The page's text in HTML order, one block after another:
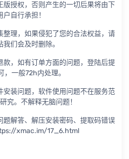
版授权，否则产生的一切后果将由下
户自行承担！
整理，如果侵犯了您的合法权益，请
我们会及时删除。
款，如有订单方面的问题，登陆后提
，一般72h内处理。
安装问题，软件使用问题不在服务范
究。不解释无脑问题！
题解答、解压安装密码、提取码错误
xmac.im/17_6.html